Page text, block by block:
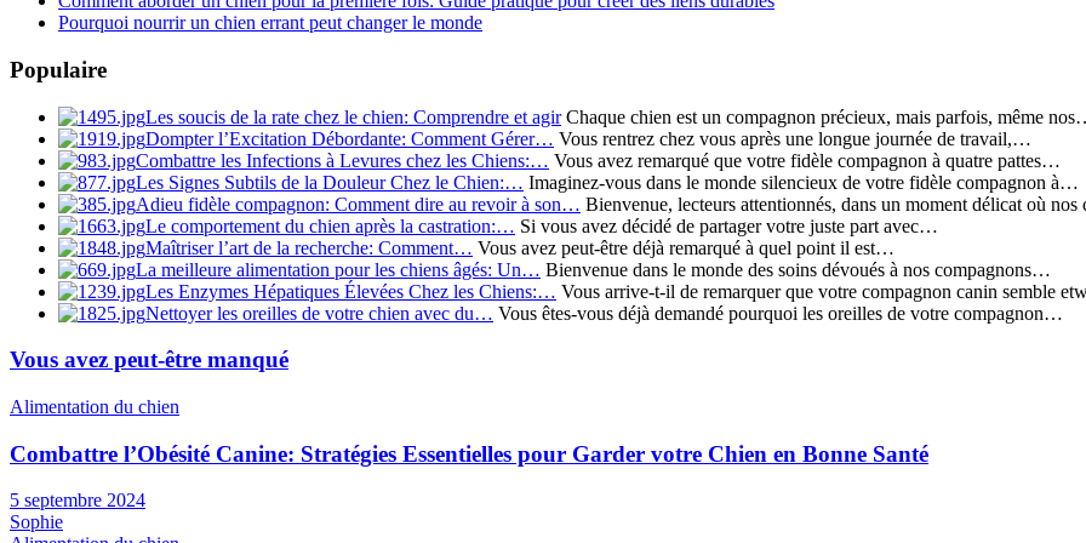
Pourquoi nourrir un chien errant peut changer le monde
Populaire
Les soucis de la rate chez le chien: Comprendre et agirChaque chien est un compagnon précieux, mais parfois, même
Dompter l’Excitation Débordante: Comment Gérer… Vous rentrez chez vous après une longue journée de travail,…
Combattre les Infections à Levures chez les Chiens:… Vous avez remarqué que votre fidèle compagnon à quatre pattes…
Les Signes Subtils de la Douleur Chez le Chien:… Imaginez-vous dans le monde silencieux de votre fidèle compagnon à…
Adieu fidèle compagnon: Comment dire au revoir à son… Bienvenue, lecteurs attentionnés, dans un moment délicat où
Le comportement du chien après la castration:… Si vous avez décidé de partager votre juste part avec…
Maîtriser l’art de la recherche: Comment… Vous avez peut-être déjà remarqué à quel point il est…
La meilleure alimentation pour les chiens âgés: Un… Bienvenue dans le monde des soins dévoués à nos compagnons…
Les Enzymes Hépatiques Élevées Chez les Chiens:… Vous arrive-t-il de remarquer que votre compagnon canin semble
Nettoyer les oreilles de votre chien avec du… Vous êtes-vous déjà demandé pourquoi les oreilles de votre compagnon…
Vous avez peut-être manqué
Alimentation du chien
Combattre l’Obésité Canine: Stratégies Essentielles pour Garder votre Chien en Bonne Santé
5 septembre 2024
Sophie